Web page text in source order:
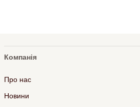
Компанія
Про нас
Новини